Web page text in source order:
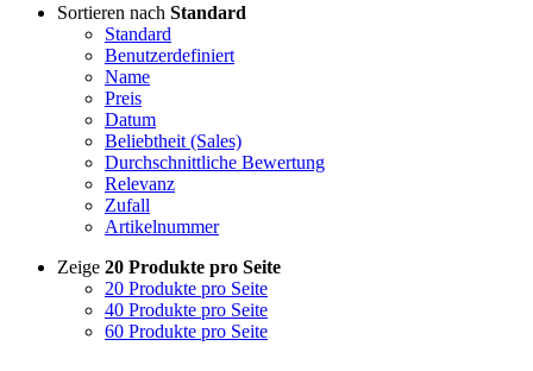
Sortieren nach Standard
Standard
Benutzerdefiniert
Name
Preis
Datum
Beliebtheit (Sales)
Durchschnittliche Bewertung
Relevanz
Zufall
Artikelnummer
Zeige 20 Produkte pro Seite
20 Produkte pro Seite
40 Produkte pro Seite
60 Produkte pro Seite